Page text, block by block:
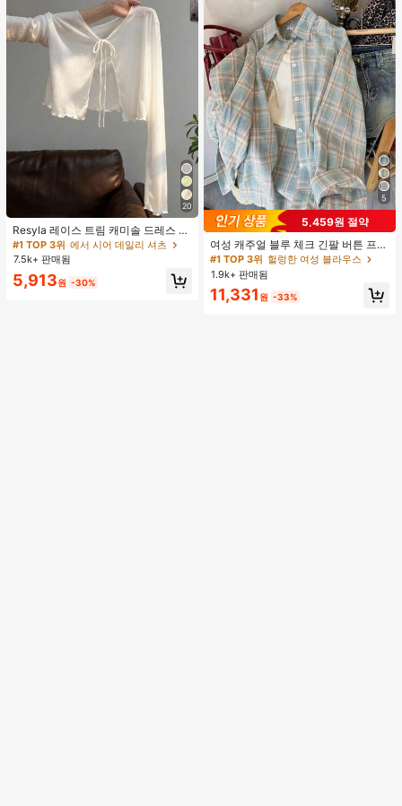
20
Resyla 레이스 트림 캐미솔 드레스 커
버 업, 여성용 긴소매 니트 시어 커버
업 탑, 여름
#1 TOP 3위 에서 시어 데일리 셔츠
7.5k+ 판매됨
5,913원 -30%
5
5,459원 절약
여성 캐주얼 블루 체크 긴팔 버튼 프론
트 폴리에스터 셔츠, 레귤러 핏, 봄 의
류, 편안한 스타일
#1 TOP 3위 헐렁한 여성 블라우스
1.9k+ 판매됨
11,331 원 -33%